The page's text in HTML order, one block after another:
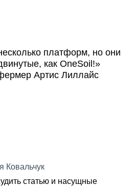
платформ, но они
как OneSoil!»
Артис Лиллайс
Ковальчук
статью и насущные